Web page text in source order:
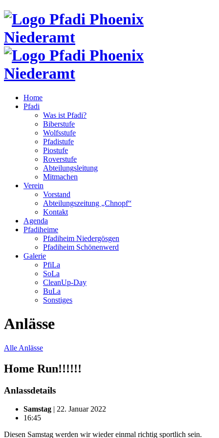
Home
Pfadi
Was ist Pfadi?
Biberstufe
Wolfsstufe
Pfadistufe
Piostufe
Roverstufe
Abteilungsleitung
Mitmachen
Verein
Vorstand
Abteilungszeitung „Chnopf“
Kontakt
Agenda
Pfadiheime
Pfadiheim Niedergösgen
Pfadiheim Schönenwerd
Galerie
PfiLa
SoLa
CleanUp-Day
BuLa
Sonstiges
Anlässe
Alle Anlässe
Home Run!!!!!!
Anlassdetails
Samstag | 22. Januar 2022
16:45
Diesen Samstag werden wir wieder einmal richtig sportlich sein.